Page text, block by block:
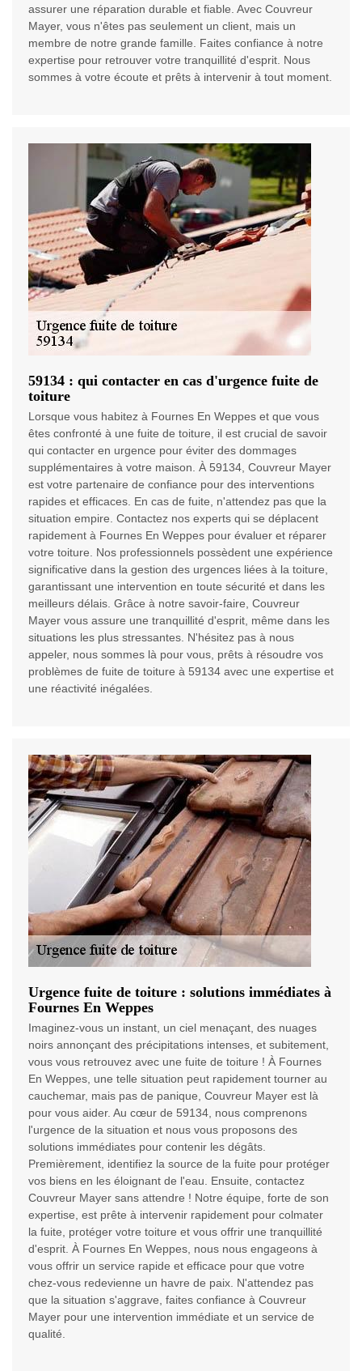
assurer une réparation durable et fiable. Avec Couvreur
Mayer, vous n'êtes pas seulement un client, mais un
membre de notre grande famille. Faites confiance à notre
expertise pour retrouver votre tranquillité d'esprit. Nous
sommes à votre écoute et prêts à intervenir à tout moment.
59134 : qui contacter en cas d'urgence fuite de
toiture
Lorsque vous habitez à Fournes En Weppes et que vous
êtes confronté à une fuite de toiture, il est crucial de savoir
qui contacter en urgence pour éviter des dommages
supplémentaires à votre maison. À 59134, Couvreur Mayer
est votre partenaire de confiance pour des interventions
rapides et efficaces. En cas de fuite, n'attendez pas que la
situation empire. Contactez nos experts qui se déplacent
rapidement à Fournes En Weppes pour évaluer et réparer
votre toiture. Nos professionnels possèdent une expérience
significative dans la gestion des urgences liées à la toiture,
garantissant une intervention en toute sécurité et dans les
meilleurs délais. Grâce à notre savoir-faire, Couvreur
Mayer vous assure une tranquillité d'esprit, même dans les
situations les plus stressantes. N'hésitez pas à nous
appeler, nous sommes là pour vous, prêts à résoudre vos
problèmes de fuite de toiture à 59134 avec une expertise et
une réactivité inégalées.
Urgence fuite de toiture : solutions immédiates à
Fournes En Weppes
Imaginez-vous un instant, un ciel menaçant, des nuages
noirs annonçant des précipitations intenses, et subitement,
vous vous retrouvez avec une fuite de toiture ! À Fournes
En Weppes, une telle situation peut rapidement tourner au
cauchemar, mais pas de panique, Couvreur Mayer est là
pour vous aider. Au cœur de 59134, nous comprenons
l'urgence de la situation et nous vous proposons des
solutions immédiates pour contenir les dégâts.
Premièrement, identifiez la source de la fuite pour protéger
vos biens en les éloignant de l'eau. Ensuite, contactez
Couvreur Mayer sans attendre ! Notre équipe, forte de son
expertise, est prête à intervenir rapidement pour colmater
la fuite, protéger votre toiture et vous offrir une tranquillité
d'esprit. À Fournes En Weppes, nous nous engageons à
vous offrir un service rapide et efficace pour que votre
chez-vous redevienne un havre de paix. N'attendez pas
que la situation s'aggrave, faites confiance à Couvreur
Mayer pour une intervention immédiate et un service de
qualité.